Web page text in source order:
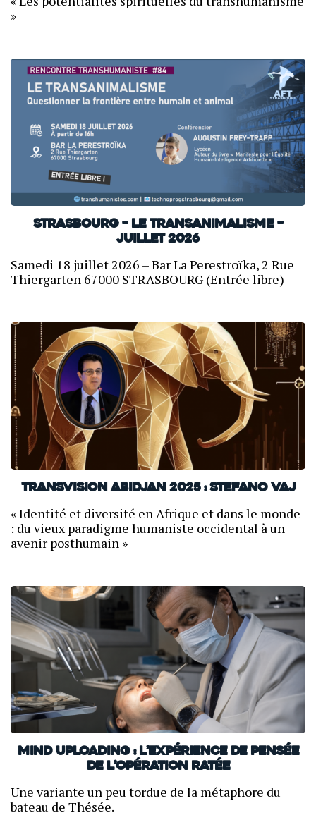
»
Strasbourg – Le transanimalisme –
Juillet 2026
Samedi 18 juillet 2026 – Bar La Perestroïka, 2 Rue
Thiergarten 67000 STRASBOURG (Entrée libre)
TransVision Abidjan 2025 : Stefano Vaj
« Identité et diversité en Afrique et dans le monde
: du vieux paradigme humaniste occidental à un
avenir posthumain »
Mind uploading : l’expérience de pensée
de l’opération ratée
Une variante un peu tordue de la métaphore du
bateau de Thésée.